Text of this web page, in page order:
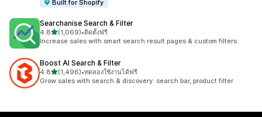
Built for Shopify
Searchanise Search & Filter
4.8เต็ม 5 ดาว
(1,069)
ทั้งหมด 1069 รีวิว
•ติดตั้งฟรี
Increase sales with smart search result pages & custom filters
Boost AI Search & Filter
4.8เต็ม 5 ดาว
(1,496)
ทั้งหมด 1496 รีวิว
•ทดลองใช้งานได้ฟรี
Grow sales with search & discovery: search bar, product filter